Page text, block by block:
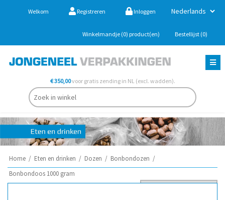
Welkom Registreren Inloggen
Winkelmandje (0) product(en) Bestellijst (0)
€ 350,00voor gratis zending in NL (excl. wadden).
Home / Eten en drinken / Dozen / Bonbondozen /
Bonbondoos 1000 gram